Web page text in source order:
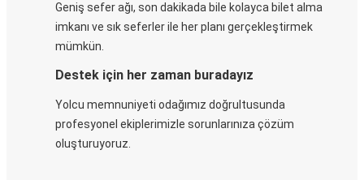
Geniş sefer ağı, son dakikada bile kolayca bilet alma
imkanı ve sık seferler ile her planı gerçekleştirmek
mümkün.
Destek için her zaman buradayız
Yolcu memnuniyeti odağımız doğrultusunda
profesyonel ekiplerimizle sorunlarınıza çözüm
oluşturuyoruz.